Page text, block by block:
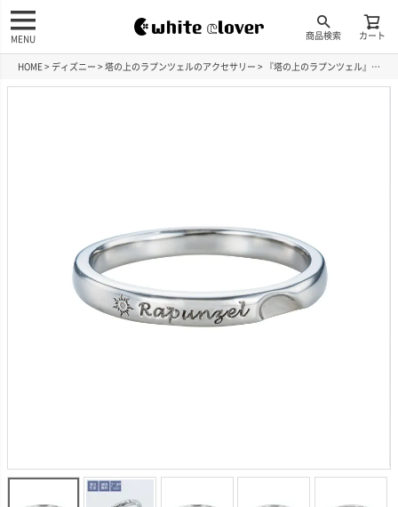
商品検索 カート
MENU
HOME ディズニー 塔の上のラプンツェルのアクセサリー 『塔の上のラプンツェル』 ディズニー メンズリング ステンレス DIST800M